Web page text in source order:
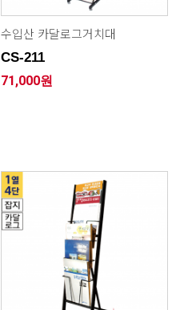
수입산 카달로그거치대
CS-211
71,000원